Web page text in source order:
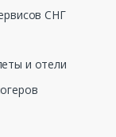
СНГ
и отели